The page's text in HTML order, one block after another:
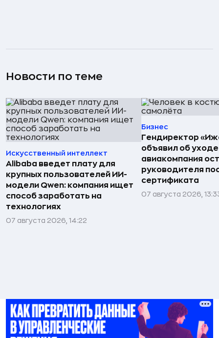
Новости по теме
Искусственный интеллект
Alibaba введет плату для
крупных пользователей ИИ-
модели Qwen: компания ищет
способ заработать на
технологиях
07 августа 2026, 14:22
Бизнес
Гендиректор
объявил об
авиакомпания
руководителя
сертификата
07 августа 2026,